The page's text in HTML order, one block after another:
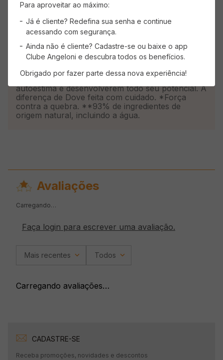
Reais Crespos e Máscara de Tratamento Texturas
Reais Ondulados, Cacheados e Crespos. Todos os
produtos Dove são livres de crueldade animal e
certificados pela PETA. Globalmente, a Dove não
faz testes em animais em nenhum lugar do
mundo. Nossa missão é garantir que a próxima
geração cresça desfrutando de um
relacionamento positivo com sua própria
aparência, ajudando jovens a aumentarem sua
autoestima e desenvolverem todo seu potencial. A
diferença de Dove feita com cuidado. *Força
contra a quebra. **93% de ingredientes de
origem natural, incluindo a água.
Avaliações
Carregando…
Faça login para escrever uma avaliação.
Mais recentes Todos
Carregando avaliações…
CADASTRE-SE
Receba promoções, novidades e descontos
Para aproveitar ao máximo:
Já é cliente? Redefina sua senha e continue
acessando com segurança.
Ainda não é cliente? Cadastre-se ou baixe o app
Clube Angeloni e descubra todos os benefícios.
Obrigado por fazer parte dessa nova experiência!